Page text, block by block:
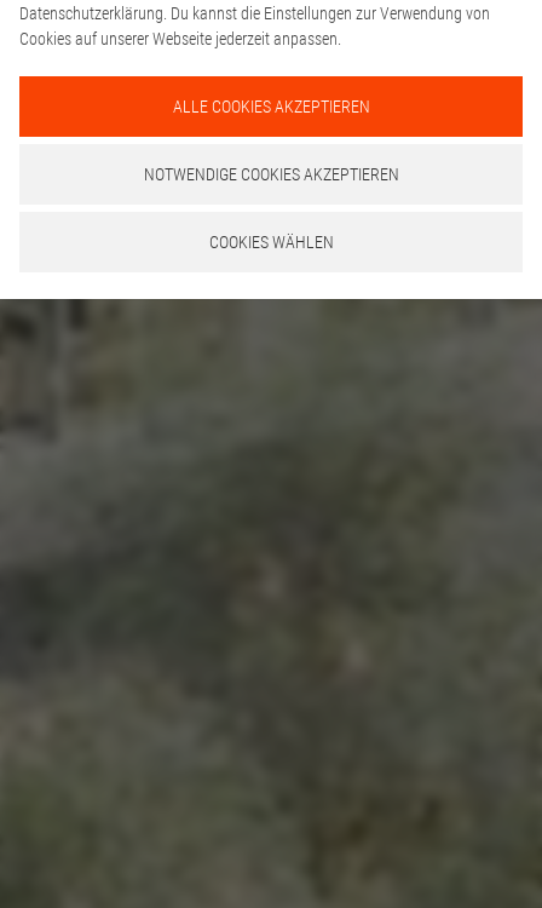
Datenschutzerklärung. Du kannst die Einstellungen zur Verwendung von
Cookies auf unserer Webseite jederzeit anpassen.
ALLE COOKIES AKZEPTIEREN
NOTWENDIGE COOKIES AKZEPTIEREN
COOKIES WÄHLEN